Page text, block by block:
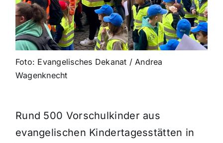
Foto: Evangelisches Dekanat / Andrea
Wagenknecht
Rund 500 Vorschulkinder aus
evangelischen Kindertagesstätten in